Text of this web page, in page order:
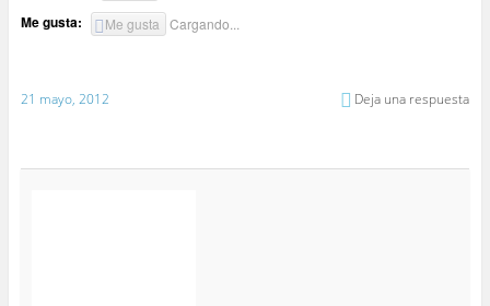
Me gusta: Me gusta Cargando...
21 mayo, 2012 Deja una respuesta